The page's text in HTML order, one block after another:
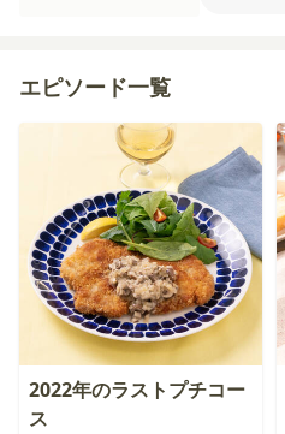
エピソード一覧
2022年のラストプチコー
ス